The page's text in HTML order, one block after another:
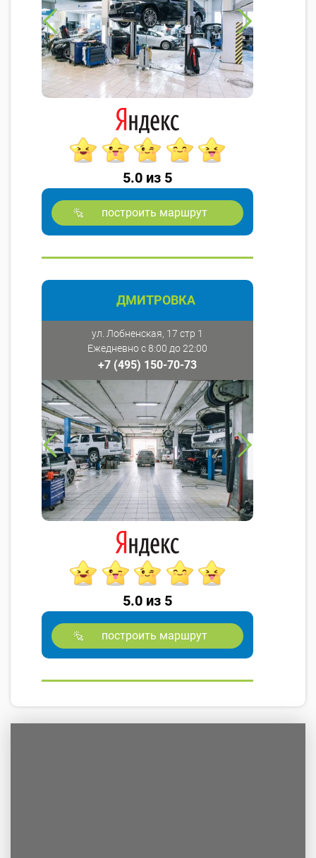
5.0 из 5
построить маршрут
ДМИТРОВКА
ул. Лобненская, 17 стр 1
Ежедневно с 8:00 до 22:00
+7 (495) 150-70-73
5.0 из 5
построить маршрут